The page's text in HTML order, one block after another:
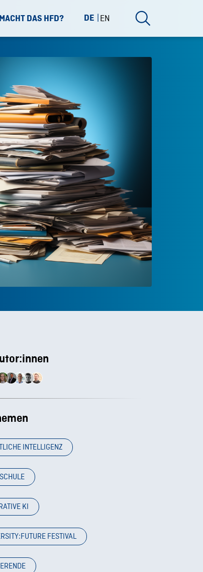
DAS HFD? DE EN
INTELLIGENZ
KI
FESTIVAL